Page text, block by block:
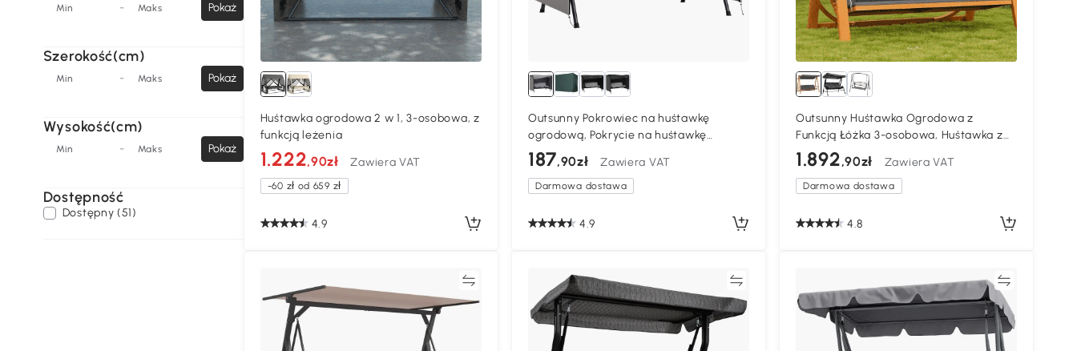
Min - Maks Pokaż
Szerokość(cm)
Min - Maks Pokaż
Wysokość(cm)
Min - Maks Pokaż
Dostępność
Dostępny (51)
Huśtawka ogrodowa 2 w 1, 3-osobowa, z
funkcją leżenia
1.222,90zł Zawiera VAT
-60 zł od 659 zł
4.9
Outsunny Pokrowiec na huśtawkę
ogrodową, Pokrycie na huśtawkę
Hollywood, Osłona, Wodoodporny,
Ochrona przed słońcem, Oxford, Szary,
205 x 124 x 164 cm
187,90zł Zawiera VAT
Darmowa dostawa
4.9
Outsunny Huśtawka Ogrodowa z
Funkcją Łóżka 3-osobowa, Huśtawka z
Drewna Modrzewiowego z
Regulowanym Dachem
Przeciwsłonecznym, Ławka Huśtawka
Taras, 225,5 x 113 x 180 cm Szary+Teak
1.892,90zł Zawiera VAT
Darmowa dostawa
4.8
Porównywać